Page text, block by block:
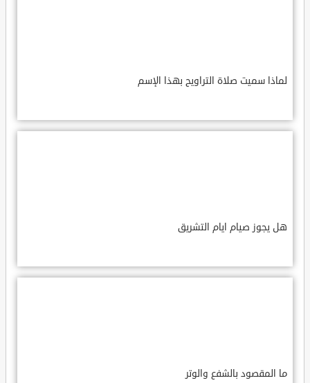
لماذا سميت صلاة التراويح بهذا الإسم
هل يجوز صيام ايام التشريق
ما المقصود بالشفع والوتر